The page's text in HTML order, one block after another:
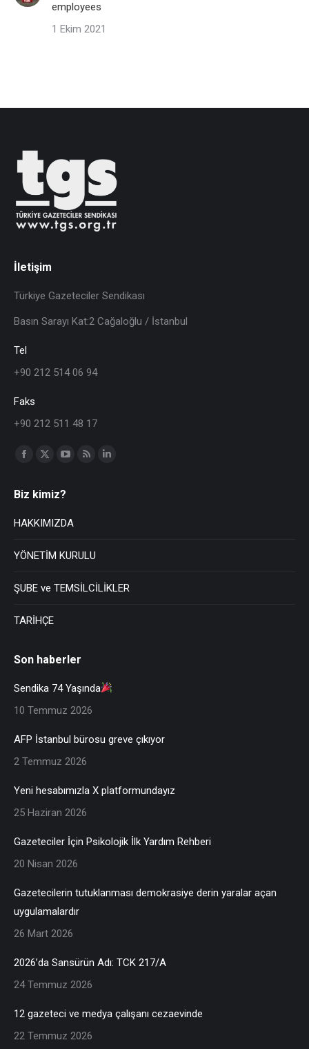
employees
1 Ekim 2021
İletişim
Türkiye Gazeteciler Sendikası
Basın Sarayı Kat:2 Cağaloğlu / İstanbul
Tel
+90 212 514 06 94
Faks
+90 212 511 48 17
Find us on:
Biz kimiz?
HAKKIMIZDA
YÖNETİM KURULU
ŞUBE ve TEMSİLCİLİKLER
TARİHÇE
Son haberler
Sendika 74 Yaşında
10 Temmuz 2026
AFP İstanbul bürosu greve çıkıyor
2 Temmuz 2026
Yeni hesabımızla X platformundayız
25 Haziran 2026
Gazeteciler İçin Psikolojik İlk Yardım Rehberi
20 Nisan 2026
Gazetecilerin tutuklanması demokrasiye derin yaralar açan
uygulamalardır
26 Mart 2026
2026’da Sansürün Adı: TCK 217/A
24 Temmuz 2026
12 gazeteci ve medya çalışanı cezaevinde
22 Temmuz 2026